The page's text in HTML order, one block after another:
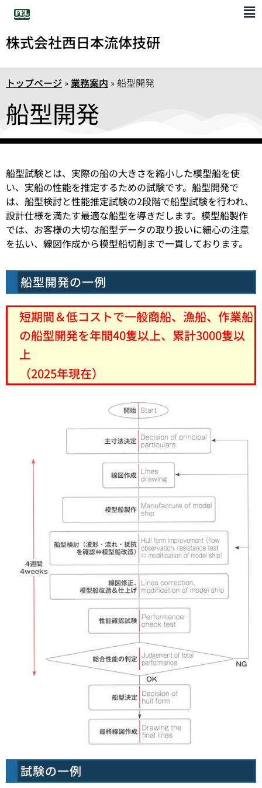
株式会社西日本流体技研
トップページ » 業務案内 »船型開発
船型開発
船型試験とは、実際の船の大きさを縮小した模型船を使
い、実船の性能を推定するための試験です。船型開発で
は、船型検討と性能推定試験の2段階で船型試験を行われ、
設計仕様を満たす最適な船型を導きだします。模型船製作
では、お客様の大切な船型データの取り扱いに細心の注意
を払い、線図作成から模型船切削まで一貫しております。
船型開発の一例
短期間＆低コストで一般商船、漁船、作業船
の船型開発を年間40隻以上、累計3000隻以
上
（2025年現在）
試験の一例